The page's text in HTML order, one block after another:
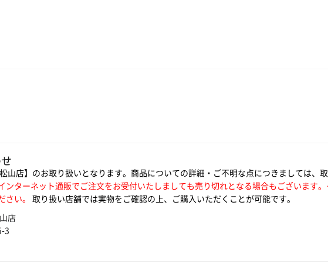
山店】のお取り扱いとなります。商品についての詳細・ご不明な点につきましては、
ンターネット通販でご注文をお受付いたしましても売り切れとなる場合もございます
い。 取り扱い店舗では実物をご確認の上、ご購入いただくことが可能です。
店
3